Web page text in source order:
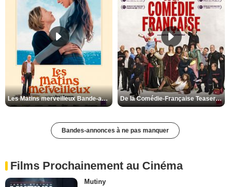
Les Matins merveilleux Bande-annonce VF De la Comédie-Française Teaser VF
Bandes-annonces à ne pas manquer
Films Prochainement au Cinéma
Mutiny